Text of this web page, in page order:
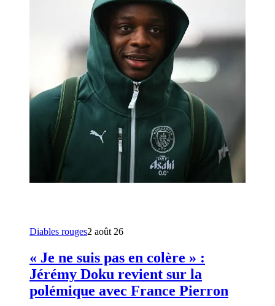
Diables rouges2 août 26
« Je ne suis pas en colère » :
Jérémy Doku revient sur la
polémique avec France Pierron